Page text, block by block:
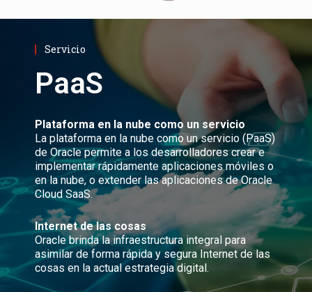
Servicio
PaaS
Plataforma en la nube como un servicio
La plataforma en la nube como un servicio (PaaS)
de Oracle permite a los desarrolladores crear e
implementar rápidamente aplicaciones móviles o
en la nube, o extender las aplicaciones de Oracle
Cloud SaaS.
Internet de las cosas
Oracle brinda la infraestructura integral para
asimilar de forma rápida y segura Internet de las
cosas en la actual estrategia digital.